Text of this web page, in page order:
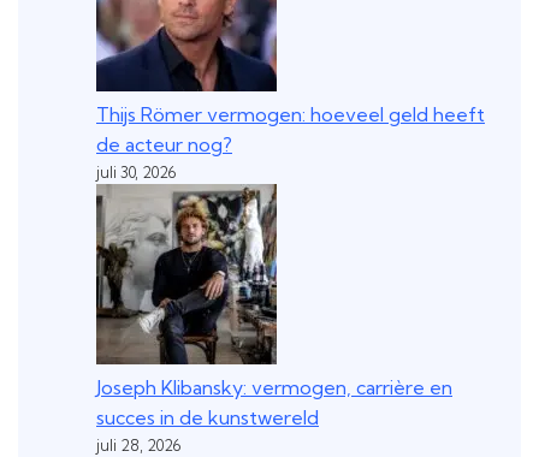
Thijs Römer vermogen: hoeveel geld heeft
de acteur nog?
juli 30, 2026
Joseph Klibansky: vermogen, carrière en
succes in de kunstwereld
juli 28, 2026